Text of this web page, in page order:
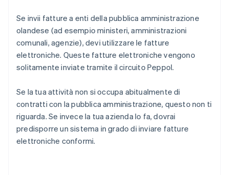
Se invii fatture a enti della pubblica amministrazione
olandese (ad esempio ministeri, amministrazioni
comunali, agenzie), devi utilizzare le fatture
elettroniche. Queste fatture elettroniche vengono
solitamente inviate tramite il circuito Peppol.
Se la tua attività non si occupa abitualmente di
contratti con la pubblica amministrazione, questo non ti
riguarda. Se invece la tua azienda lo fa, dovrai
predisporre un sistema in grado di inviare fatture
elettroniche conformi.